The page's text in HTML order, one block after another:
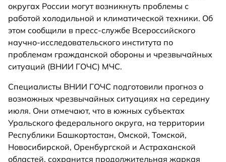
округах России могут возникнуть проблемы с
работой холодильной и климатической техники. Об
этом сообщили в пресс-службе Всероссийского
научно-исследовательского института по
проблемам гражданской обороны и чрезвычайных
ситуаций (ВНИИ ГОЧС) МЧС.
Специалисты ВНИИ ГОЧС подготовили прогноз о
возможных чрезвычайных ситуациях на середину
июля. Они отмечают, что в южных субъектах
Уральского федерального округа, на территории
Республики Башкортостан, Омской, Томской,
Новосибирской, Оренбургской и Астраханской
областей, сохранится продолжительная жаркая